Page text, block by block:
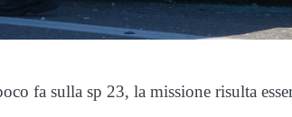
fa sulla sp 23, la missione risulta